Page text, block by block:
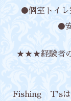
●個室トイレ
●安
★★★経験者の
Fishing T'sは